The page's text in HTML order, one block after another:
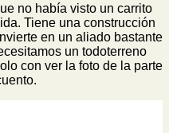
no había visto un carrito
Tiene una construcción
en un aliado bastante
un todoterreno
con ver la foto de la parte